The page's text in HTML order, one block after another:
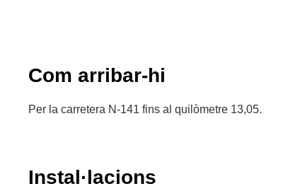
Com arribar-hi
Per la carretera N-141 fins al quilòmetre 13,05.
Instal·lacions